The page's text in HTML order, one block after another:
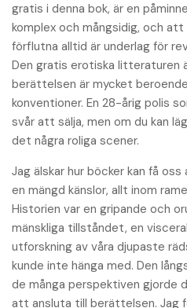
gratis i denna bok, är en
komplex och mångsidig, och
förflutna alltid är underlag för
Den gratis erotiska litteraturen
berättelsen är mycket
konventioner. En 28-årig polis
svår att sälja, men om du kan
det några roliga scener.
Jag älskar hur böcker kan få
en mängd känslor, allt inom
Historien var en gripande och
mänskliga tillståndet, en
utforskning av våra djupaste
kunde inte hänga med. Den
de många perspektiven gjorde
att ansluta till berättelsen. Jag